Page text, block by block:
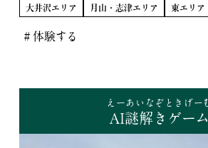
大井沢エリア 月山・志津エリア 東エリア
＃体験する
AI謎解きゲーム